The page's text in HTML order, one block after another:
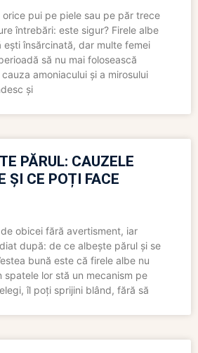
pui pe piele sau pe păr trece
întrebări: este sigur? Firele albe
însărcinată, dar multe femei
să nu mai folosească
amoniacului și a mirosului
și
PĂRUL: CAUZELE
ȘI CE POȚI FACE
obicei fără avertisment, iar
după: de ce albește părul și se
bună este că firele albe nu
spatele lor stă un mecanism pe
îl poți sprijini blând, fără să